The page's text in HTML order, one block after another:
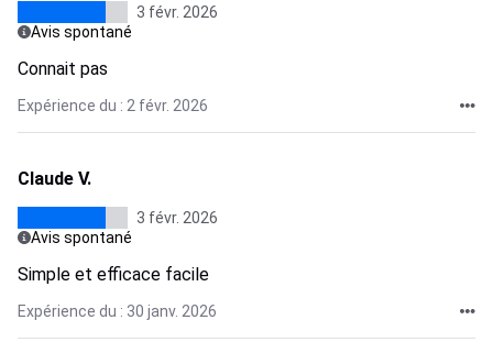
3 févr. 2026
Avis spontané
Connait pas
Expérience du : 2 févr. 2026
Claude V.
3 févr. 2026
Avis spontané
Simple et efficace facile
Expérience du : 30 janv. 2026